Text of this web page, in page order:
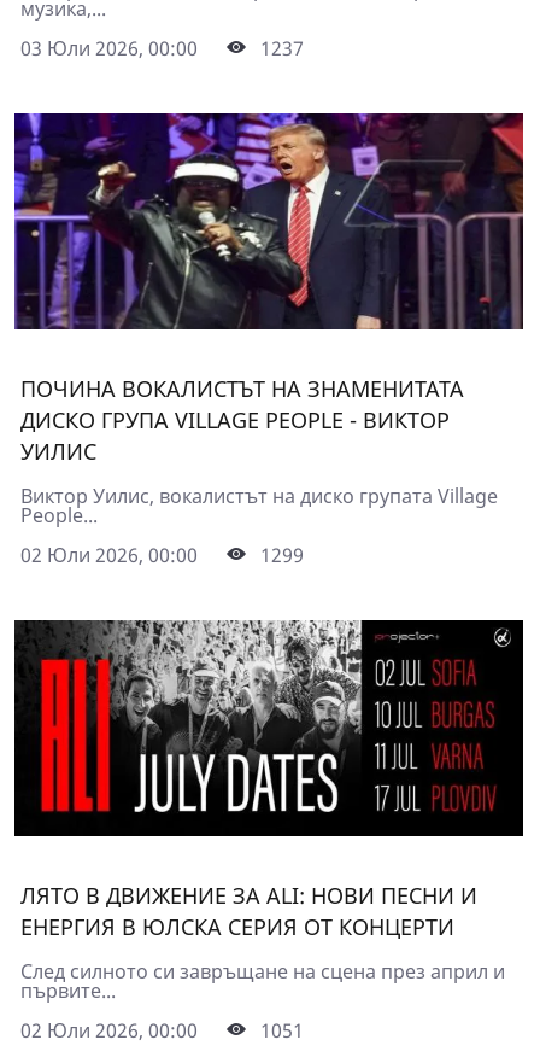
музика,...
03 Юли 2026, 00:00
1237
ПОЧИНА ВОКАЛИСТЪТ НА ЗНАМЕНИТАТА
ДИСКО ГРУПА VILLAGE PEOPLE - ВИКТОР
УИЛИС
Виктор Уилис, вокалистът на диско групата Village
People...
02 Юли 2026, 00:00
1299
ЛЯТО В ДВИЖЕНИЕ ЗА ALI: НОВИ ПЕСНИ И
ЕНЕРГИЯ В ЮЛСКА СЕРИЯ ОТ КОНЦЕРТИ
След силното си завръщане на сцена през април и
първите...
02 Юли 2026, 00:00
1051